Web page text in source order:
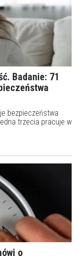
Badanie: 71
bezpieczeństwa
trzecia pracuje w
o